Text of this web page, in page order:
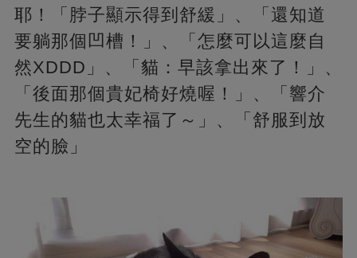
耶！「脖子顯示得到舒緩」、「還知道
要躺那個凹槽！」、「怎麼可以這麼自
然XDDD」、「貓：早該拿出來了！」、
「後面那個貴妃椅好燒喔！」、「響介
先生的貓也太幸福了～」、「舒服到放
空的臉」